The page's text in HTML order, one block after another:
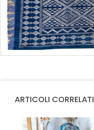
ARTICOLI CORRELATI